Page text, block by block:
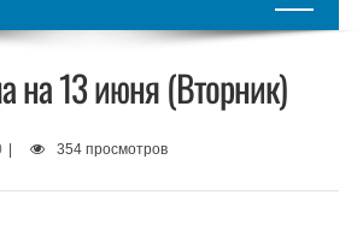
на 13 июня (Вторник)
354 просмотров